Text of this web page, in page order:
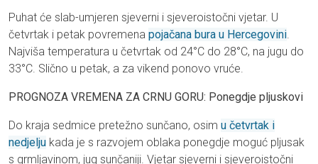
Puhat će slab-umjeren sjeverni i sjeveroistočni vjetar. U
četvrtak i petak povremena pojačana bura u Hercegovini.
Najviša temperatura u četvrtak od 24°C do 28°C, na jugu do
33°C. Slično u petak, a za vikend ponovo vruće.
PROGNOZA VREMENA ZA CRNU GORU: Ponegdje pljuskovi
Do kraja sedmice pretežno sunčano, osim u četvrtak i
nedjelju kada je s razvojem oblaka ponegdje moguć pljusak
s grmljavinom, jug sunčaniji. Vjetar sjeverni i sjeveroistočni